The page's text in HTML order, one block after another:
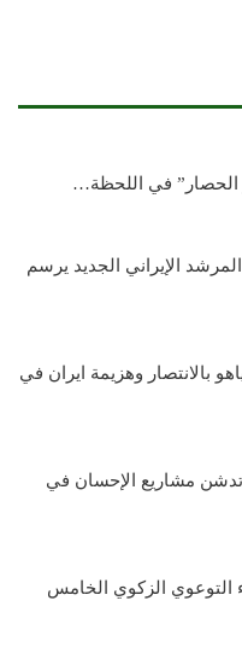
الحصار” في اللحظة…
الإيراني الجديد يرسم
بالانتصار وهزيمة ايران في
تدشن مشاريع الإحسان في
التوعوي الزكوي الخامس